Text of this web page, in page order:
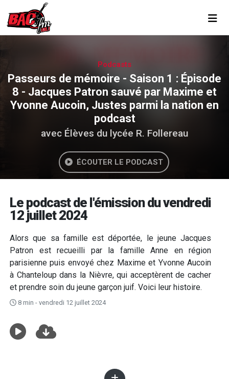
Podcasts
Passeurs de mémoire - Saison 1 : Épisode
8 - Jacques Patron sauvé par Maxime et
Yvonne Aucoin, Justes parmi la nation en
podcast
avec Élèves du lycée R. Follereau
ÉCOUTER LE PODCAST
Le podcast de l'émission du vendredi
12 juillet 2024
Alors que sa famille est déportée, le jeune Jacques
Patron est recueilli par la famille Anne en région
parisienne puis envoyé chez Maxime et Yvonne Aucoin
à Chanteloup dans la Nièvre, qui acceptèrent de cacher
et prendre soin du jeune garçon juif. Voici leur histoire.
8 min - vendredi 12 juillet 2024